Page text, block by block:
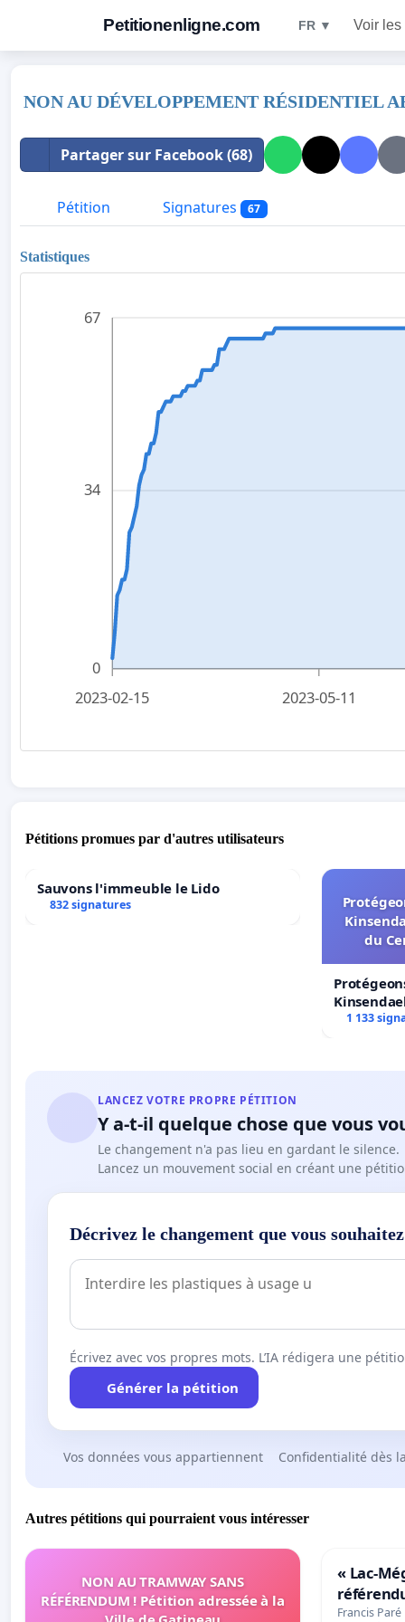
Petitionenligne.com FR ▼ Voir les
NON AU DÉVELOPPEMENT RÉSIDENTIEL
Partager sur Facebook (68)
Pétition Signatures 67
Statistiques
0
34
67
2023-02-15 2023-05-11
Pétitions promues par d'autres utilisateurs
Sauvons l'immeuble le Lido
832 signatures
du
Centre
1 133
LANCEZ VOTRE PROPRE PÉTITION
Y a-t-il quelque chose que vous
Le changement n'a pas lieu en gardant le silence.
Lancez un mouvement social en créant une
Décrivez le changement que vous
Écrivez avec vos propres mots. L’IA rédigera une
Générer la pétition
Vos données vous appartiennent Confidentialité dès
Autres pétitions qui pourraient vous intéresser
NON AU TRAMWAY SANS
RÉFÉRENDUM ! Pétition adressée à la
« Lac-
Francis Paré